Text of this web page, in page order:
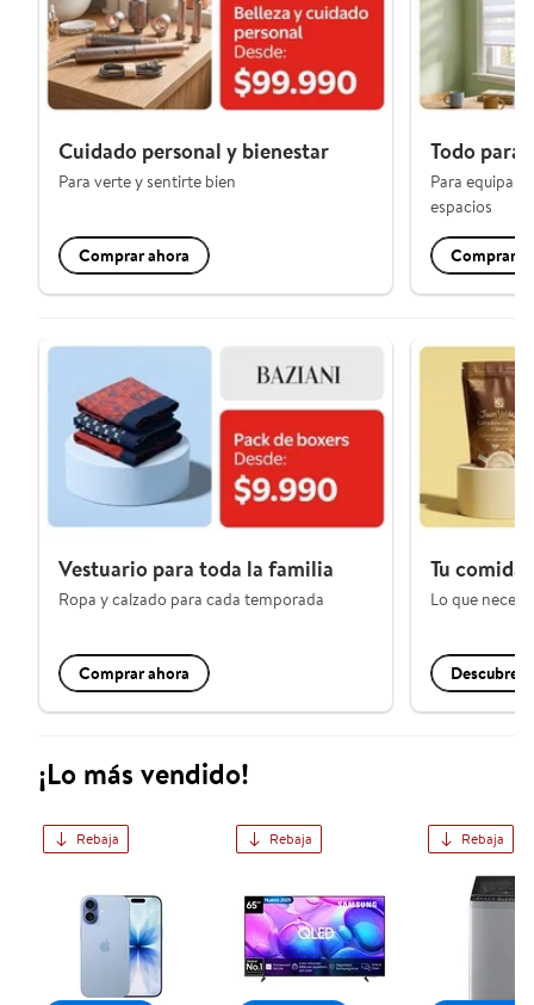
Cuidado personal y bienestar
Para verte y sentirte bien
Comprar ahora
Todo para
Para equipar,
espacios
Comprar
Vestuario para toda la familia
Ropa y calzado para cada temporada
Comprar ahora
Tu comida
Lo que
Descubre
¡Lo más vendido!
iPhone 17 256 GB 5G Azul neblina
Rebaja Televisor 65" QLED 4K UHD
Rebaja Lavadora
Rebaja